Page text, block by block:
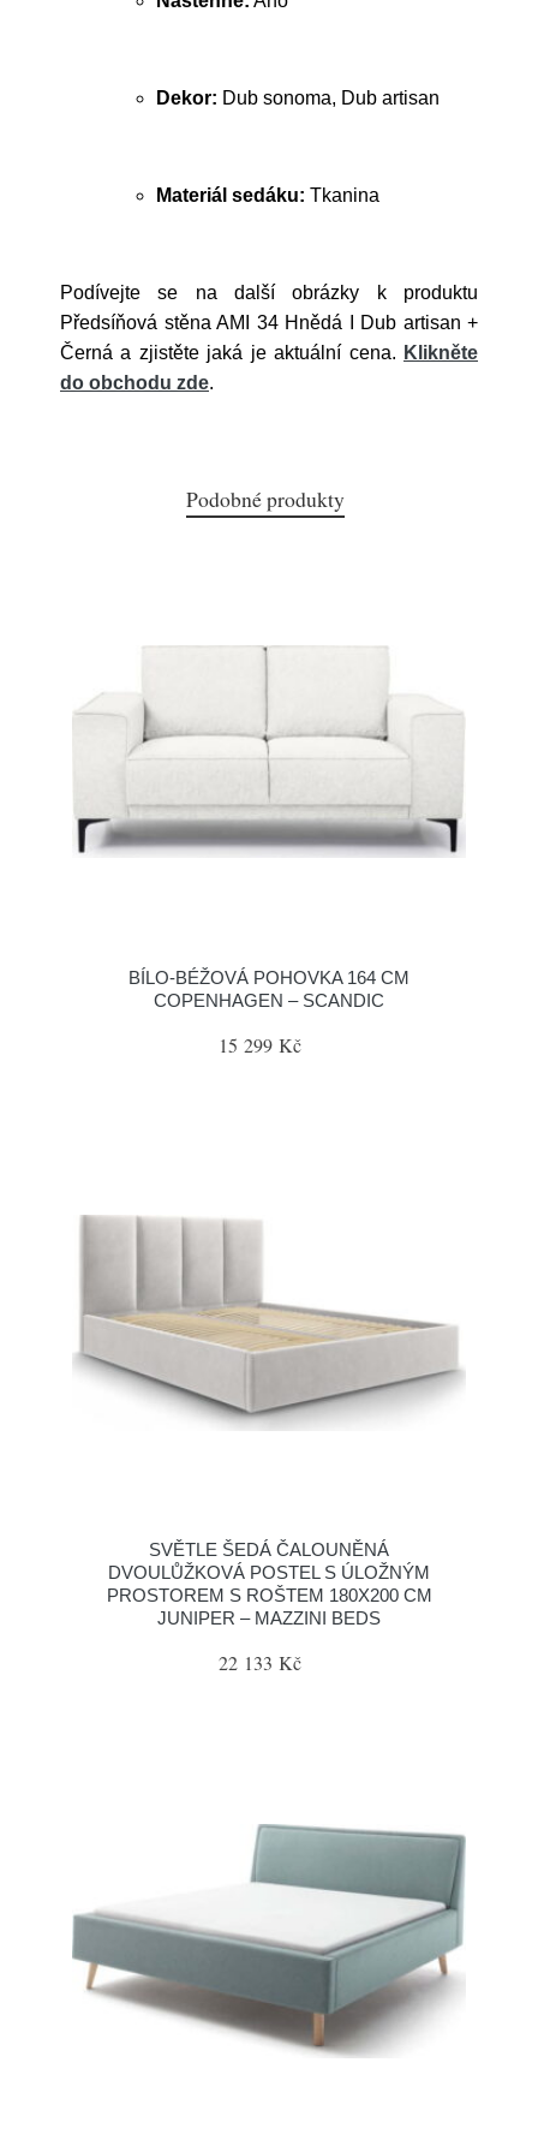
Dekor: Dub sonoma, Dub artisan
Materiál sedáku: Tkanina
Podívejte se na další obrázky k produktu
Předsíňová stěna AMI 34 Hnědá I Dub artisan +
Černá a zjistěte jaká je aktuální cena. Klikněte
do obchodu zde.
Podobné produkty
BÍLO-BÉŽOVÁ POHOVKA 164 CM
COPENHAGEN – SCANDIC
15 299 Kč
SVĚTLE ŠEDÁ ČALOUNĚNÁ
DVOULŮŽKOVÁ POSTEL S ÚLOŽNÝM
PROSTOREM S ROŠTEM 180X200 CM
JUNIPER – MAZZINI BEDS
22 133 Kč